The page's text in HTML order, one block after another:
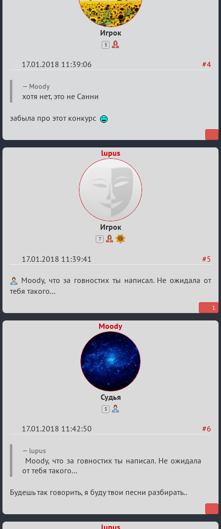
Игрок
5
#4
17.01.2018 11:39:06
Re:
Мафский
Стихоплёт
(обсуждение)
Moody
хотя нет, это не Санни
забыла про этот конкурс
lupus
Игрок
7
#5
17.01.2018 11:39:41
Re:
Мафский
(обсуждение)
Moody, что за говностих ты написал. Не ожидала от
тебя такого...
1
Moody
Судья
5
#6
17.01.2018 11:42:50
Re:
Мафский
Стихоплёт
(обсуждение)
lupus
Moody, что за говностих ты написал. Не ожидала
от тебя такого...
Будешь так говорить, я буду твои песни разбирать..
lupus